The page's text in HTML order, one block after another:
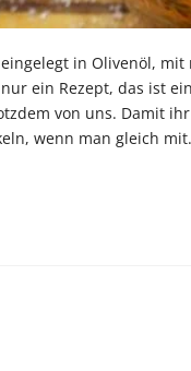
in Olivenöl,
ein Rezept, das ist
von uns. Damit
wenn man gleich